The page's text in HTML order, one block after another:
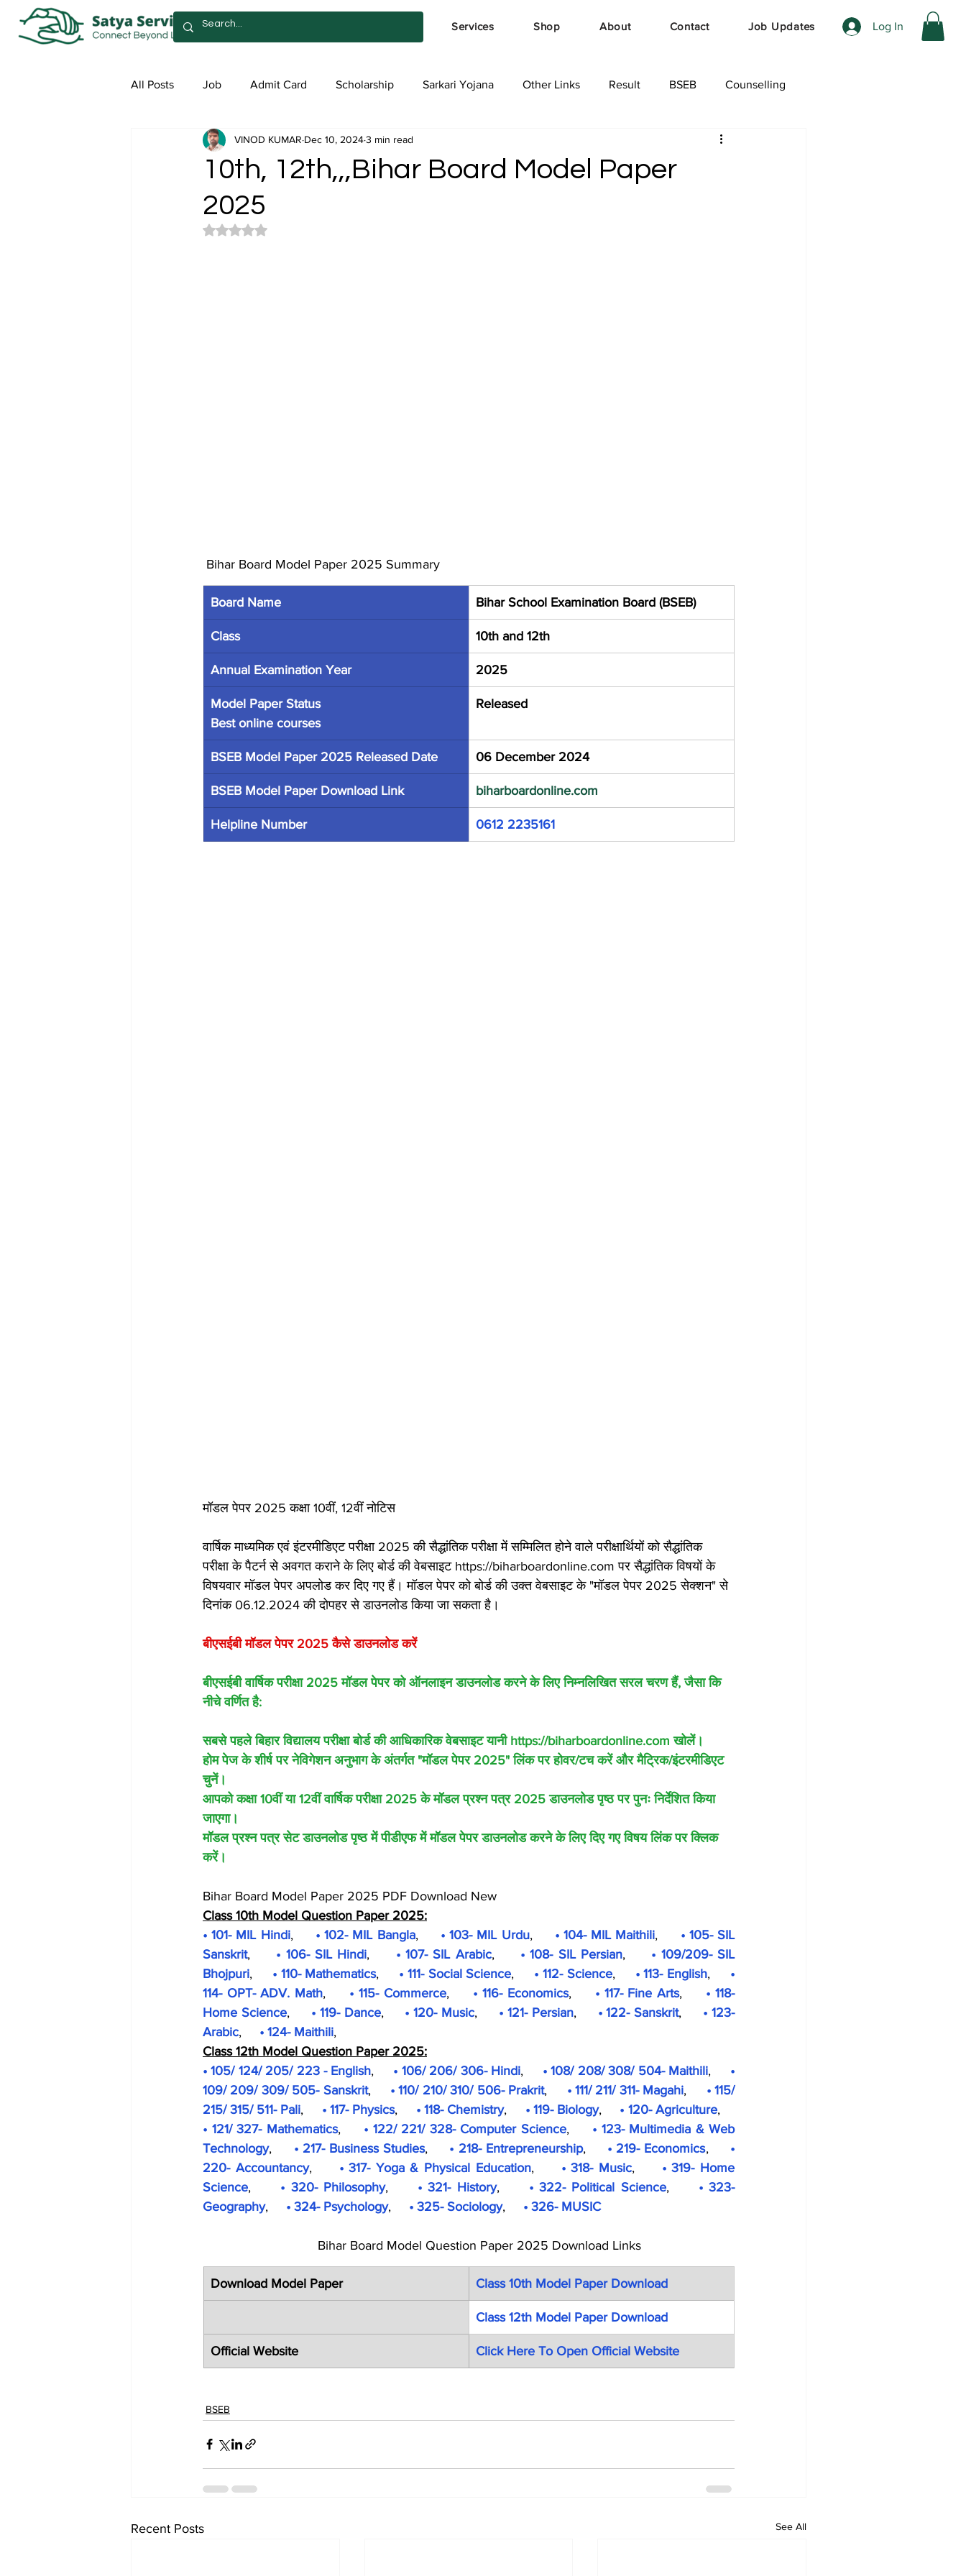
Services Shop About Contact Job Updates Log In
All Posts Job Admit Card Scholarship Sarkari Yojana Other Links Result BSEB Counselling
Admission Satya Services
10th, 12th,,,Bihar Board Model Paper
2025
VINOD KUMAR Dec 10, 20243 min read
Rated NaN out of 5 stars.
Bihar Board Model Paper 2025 Summary
Board Name Bihar School Examination Board (BSEB)
Class 10th and 12th
Annual Examination Year 2025
Model Paper Status
Best online courses
Released
BSEB Model Paper 2025 Released Date 06 December 2024
BSEB Model Paper Download Link biharboardonline.com
Helpline Number 0612 2235161
मॉडल पेपर 2025 कक्षा 10वीं, 12वीं नोटिस
वार्षिक माध्यमिक एवं इंटरमीडिएट परीक्षा 2025 की सैद्धांतिक परीक्षा में सम्मिलित होने वाले परीक्षार्थियों को सैद्धांतिक
परीक्षा के पैटर्न से अवगत कराने के लिए बोर्ड की वेबसाइट https://biharboardonline.com पर सैद्धांतिक विषयों के
विषयवार मॉडल पेपर अपलोड कर दिए गए हैं। मॉडल पेपर को बोर्ड की उक्त वेबसाइट के "मॉडल पेपर 2025 सेक्शन" से
दिनांक 06.12.2024 की दोपहर से डाउनलोड किया जा सकता है।
बीएसईबी मॉडल पेपर 2025 कैसे डाउनलोड करें
बीएसईबी वार्षिक परीक्षा 2025 मॉडल पेपर को ऑनलाइन डाउनलोड करने के लिए निम्नलिखित सरल चरण हैं, जैसा कि
नीचे वर्णित है:
सबसे पहले बिहार विद्यालय परीक्षा बोर्ड की आधिकारिक वेबसाइट यानी https://biharboardonline.com खोलें।
होम पेज के शीर्ष पर नेविगेशन अनुभाग के अंतर्गत "मॉडल पेपर 2025" लिंक पर होवर/टच करें और मैट्रिक/इंटरमीडिएट
चुनें।
आपको कक्षा 10वीं या 12वीं वार्षिक परीक्षा 2025 के मॉडल प्रश्न पत्र 2025 डाउनलोड पृष्ठ पर पुनः निर्देशित किया
जाएगा।
मॉडल प्रश्न पत्र सेट डाउनलोड पृष्ठ में पीडीएफ में मॉडल पेपर डाउनलोड करने के लिए दिए गए विषय लिंक पर क्लिक
करें।
Bihar Board Model Paper 2025 PDF Download New
Class 10th Model Question Paper 2025:
• 101- MIL Hindi, • 102- MIL Bangla, • 103- MIL Urdu, • 104- MIL Maithili, • 105- SIL
Sanskrit, • 106- SIL Hindi, • 107- SIL Arabic, • 108- SIL Persian, • 109/209- SIL
Bhojpuri, • 110- Mathematics, • 111- Social Science, • 112- Science, • 113- English, •
114- OPT- ADV. Math, • 115- Commerce, • 116- Economics, • 117- Fine Arts, • 118-
Home Science, • 119- Dance, • 120- Music, • 121- Persian, • 122- Sanskrit, • 123-
Arabic, • 124- Maithili,
Class 12th Model Question Paper 2025:
• 105/ 124/ 205/ 223 - English, • 106/ 206/ 306- Hindi, • 108/ 208/ 308/ 504- Maithili, •
109/ 209/ 309/ 505- Sanskrit, • 110/ 210/ 310/ 506- Prakrit, • 111/ 211/ 311- Magahi, • 115/
215/ 315/ 511- Pali, • 117- Physics, • 118- Chemistry, • 119- Biology, • 120- Agriculture
• 121/ 327- Mathematics, • 122/ 221/ 328- Computer Science, • 123- Multimedia & Web
Technology, • 217- Business Studies, • 218- Entrepreneurship, • 219- Economics, •
220- Accountancy, • 317- Yoga & Physical Education, • 318- Music, • 319- Home
Science, • 320- Philosophy, • 321- History, • 322- Political Science, • 323-
Geography, • 324- Psychology, • 325- Sociology, • 326- MUSIC
                                Bihar Board Model Question Paper 2025 Download Links
Download Model Paper Class 10th Model Paper Download
Class 12th Model Paper Download
Official Website Click Here To Open Official Website
BSEB
Recent Posts See All